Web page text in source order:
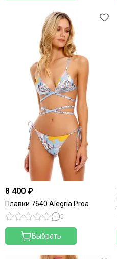
8 400 ₽
Плавки 7640 Alegria Proa
0
Выбрать